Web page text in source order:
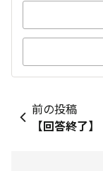
前の投稿